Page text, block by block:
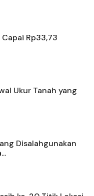
Rp33,73
Ukur Tanah yang
Disalahgunakan